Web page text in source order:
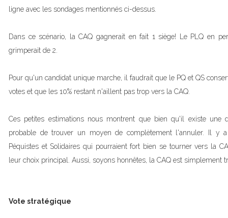
ligne avec les sondages mentionnés ci-dessus.
Dans ce scénario, la CAQ gagnerait en fait 1 siège! Le PLQ en
grimperait de 2.
Pour qu'un candidat unique marche, il faudrait que le PQ et QS
votes et que les 10% restant n'aillent pas trop vers la CAQ.
Ces petites estimations nous montrent que bien qu'il existe une
probable de trouver un moyen de complètement l'annuler. Il y
Péquistes et Solidaires qui pourraient fort bien se tourner vers la
leur choix principal. Aussi, soyons honnêtes, la CAQ est simplement
Vote stratégique